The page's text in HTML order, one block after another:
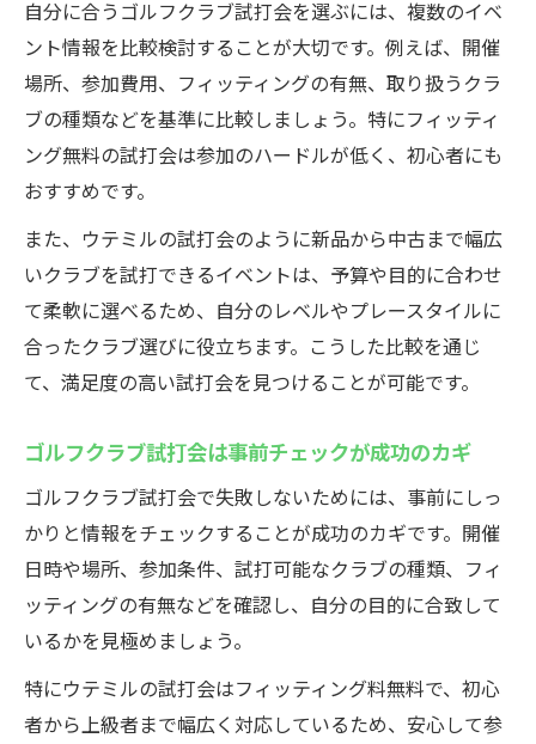
自分に合うゴルフクラブ試打会を選ぶには、複数のイベ
ント情報を比較検討することが大切です。例えば、開催
場所、参加費用、フィッティングの有無、取り扱うクラ
ブの種類などを基準に比較しましょう。特にフィッティ
ング無料の試打会は参加のハードルが低く、初心者にも
おすすめです。
また、ウテミルの試打会のように新品から中古まで幅広
いクラブを試打できるイベントは、予算や目的に合わせ
て柔軟に選べるため、自分のレベルやプレースタイルに
合ったクラブ選びに役立ちます。こうした比較を通じ
て、満足度の高い試打会を見つけることが可能です。
ゴルフクラブ試打会は事前チェックが成功のカギ
ゴルフクラブ試打会で失敗しないためには、事前にしっ
かりと情報をチェックすることが成功のカギです。開催
日時や場所、参加条件、試打可能なクラブの種類、フィ
ッティングの有無などを確認し、自分の目的に合致して
いるかを見極めましょう。
特にウテミルの試打会はフィッティング料無料で、初心
者から上級者まで幅広く対応しているため、安心して参